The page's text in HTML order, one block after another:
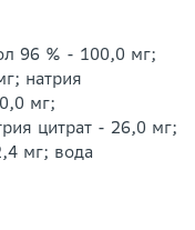
96 % - 100,0 мг;
натрия
мг;
цитрат - 26,0 мг;
мг; вода